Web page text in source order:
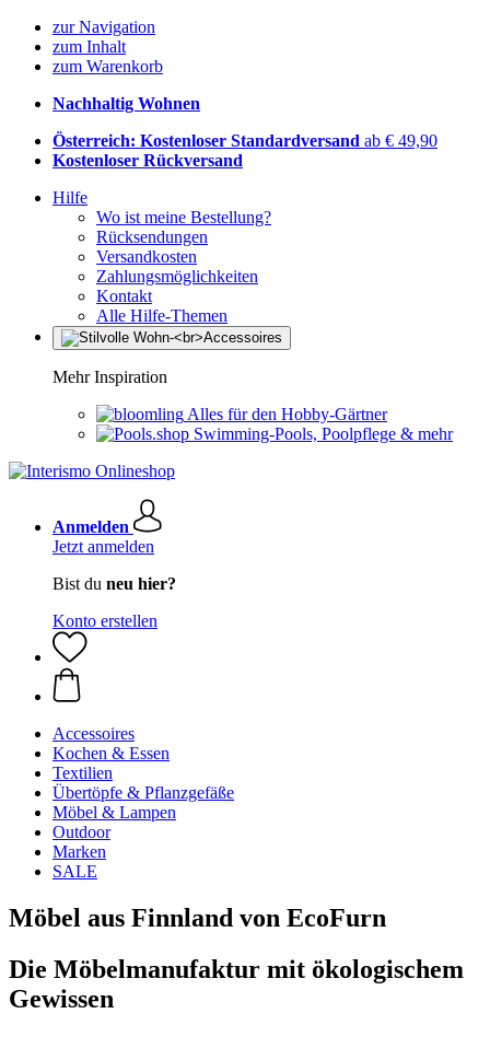
zur Navigation
zum Inhalt
zum Warenkorb
Nachhaltig Wohnen
Österreich: Kostenloser Standardversand ab € 49,90
Kostenloser Rückversand
Hilfe
Wo ist meine Bestellung?
Rücksendungen
Versandkosten
Zahlungsmöglichkeiten
Kontakt
Alle Hilfe-Themen
Mehr Inspiration
Alles für den Hobby-Gärtner
Swimming-Pools, Poolpflege & mehr
Anmelden
Jetzt anmelden
Bist du neu hier?
Konto erstellen
Accessoires
Kochen & Essen
Textilien
Übertöpfe & Pflanzgefäße
Möbel & Lampen
Outdoor
Marken
SALE
Möbel aus Finnland von EcoFurn
Die Möbelmanufaktur mit ökologischem
Gewissen